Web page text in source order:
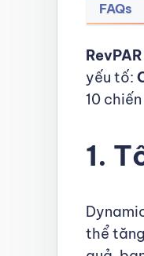
FAQs
yếu tố:
10
1.
thể